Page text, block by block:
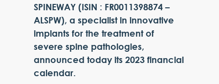
SPINEWAY (ISIN : FR0011398874 –
ALSPW), a specialist in innovative
implants for the treatment of
severe spine pathologies,
announced today its 2023 financial
calendar.